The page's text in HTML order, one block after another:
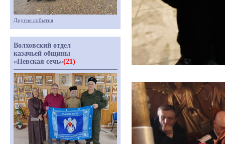
Другие события
Волховский отдел
казачьей общины
«Невская сечь»(21)